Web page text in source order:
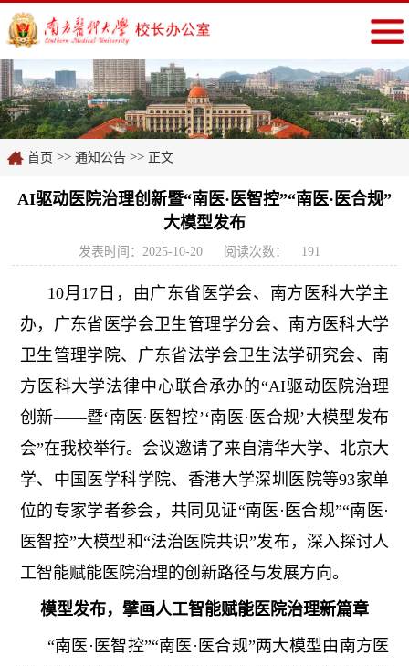
首页 >> 通知公告 >> 正文
AI驱动医院治理创新暨“南医·医智控”“南医·医合规”
大模型发布
发表时间：2025-10-20 阅读次数： 191
10月17日，由广东省医学会、南方医科大学主
办，广东省医学会卫生管理学分会、南方医科大学
卫生管理学院、广东省法学会卫生法学研究会、南
方医科大学法律中心联合承办的“AI驱动医院治理
创新——暨‘南医·医智控’‘南医·医合规’大模型发布
会”在我校举行。会议邀请了来自清华大学、北京大
学、中国医学科学院、香港大学深圳医院等93家单
位的专家学者参会，共同见证“南医·医合规”“南医·
医智控”大模型和“法治医院共识”发布，深入探讨人
工智能赋能医院治理的创新路径与发展方向。
模型发布，擘画人工智能赋能医院治理新篇章
“南医·医智控”“南医·医合规”两大模型由南方医